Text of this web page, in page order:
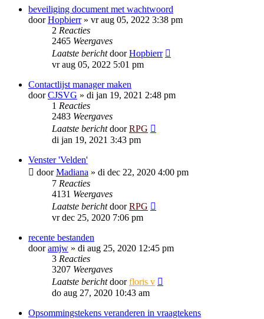
beveiliging document met wachtwoord
doorHopbierr» vr aug 05, 2022 3:38 pm
2 Reacties
2465 Weergaves
Laatste berichtdoorHopbierr
vr aug 05, 2022 5:01 pm
Contactlijst manager maken
doorCJSVG » di jan 19, 2021 2:48 pm
1 Reacties
2483 Weergaves
Laatste berichtdoorRPG
di jan 19, 2021 3:43 pm
Venster 'Velden'
doorMadiana » di dec 22, 2020 4:00 pm
7 Reacties
4131 Weergaves
Laatste berichtdoorRPG
vr dec 25, 2020 7:06 pm
recente bestanden
dooramjw » di aug 25, 2020 12:45 pm
3 Reacties
3207 Weergaves
Laatste berichtdoorfloris v
do aug 27, 2020 10:43 am
Opsommingstekens veranderen in vraagtekens